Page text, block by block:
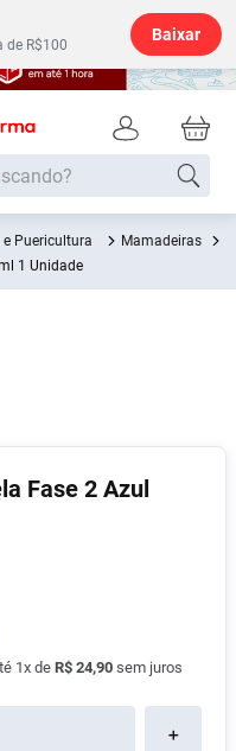
de R$100
Baixar
Puericultura
Mamadeiras
1 Unidade
Fase 2 Azul
1x de R$ 24,90 sem juros
＋